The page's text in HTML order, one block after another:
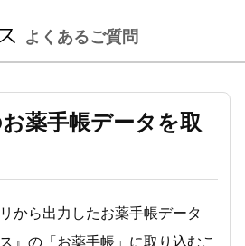
薬手帳データを取
から出力したお薬手帳データ
』の「お薬手帳」に取り込むこ